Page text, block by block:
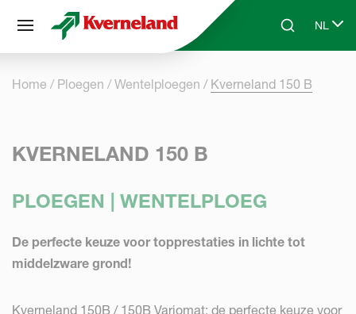
Skip to main contentSearchNL
Select
Home Ploegen Wentelploegen Kverneland 150 B
KVERNELAND 150 B
PLOEGEN | WENTELPLOEG
De perfecte keuze voor topprestaties in lichte tot
middelzware grond!
Kverneland 150B / 150B Variomat: de perfecte keuze voor
Cookies beheer paneel